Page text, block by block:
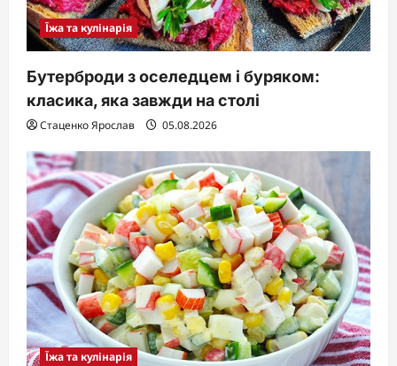
Їжа та кулінарія
Бутерброди з оселедцем і буряком:
класика, яка завжди на столі
Стаценко Ярослав 05.08.2026
Їжа та кулінарія